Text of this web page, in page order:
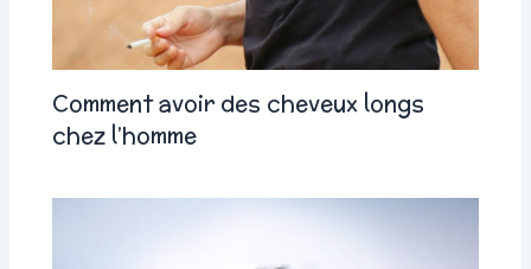
Comment avoir des cheveux longs
chez l’homme